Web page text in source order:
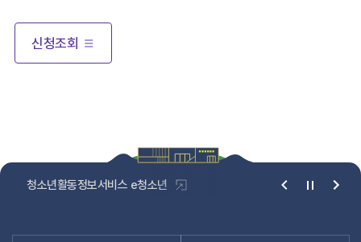
신청조회
슬
청소년1388 한국청소년활동진흥원